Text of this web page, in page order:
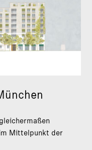
Mittelpunkt der